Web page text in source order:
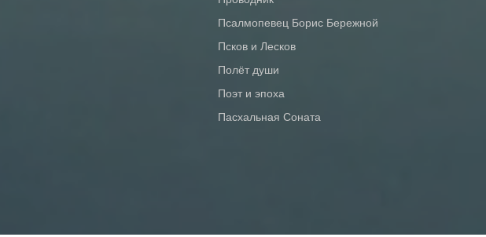
Псалмопевец Борис Бережной
Псков и Лесков
Полёт души
Поэт и эпоха
Пасхальная Соната